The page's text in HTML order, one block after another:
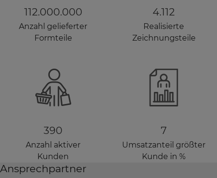
112.000.000
Anzahl gelieferter
Formteile
4.112
Realisierte
Zeichnungsteile
390
Anzahl aktiver
Kunden
7
Umsatzanteil größter
Kunde in %
Ansprechpartner